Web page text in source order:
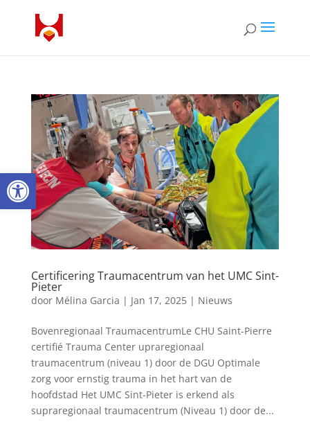
Open toolbar
Certificering Traumacentrum van het UMC Sint-
Pieter
door Mélina Garcia | Jan 17, 2025| Nieuws
Bovenregionaal TraumacentrumLe CHU Saint-Pierre
certifié Trauma Center upraregionaal
traumacentrum (niveau 1) door de DGU Optimale
zorg voor ernstig trauma in het hart van de
hoofdstad Het UMC Sint-Pieter is erkend als
supraregionaal traumacentrum (Niveau 1) door de...